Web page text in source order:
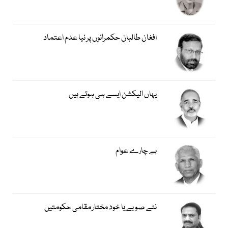
افغان طالبان حکمرانوں پر نیا عدم اعتماد
یہاں الیکشن ایسے ہی ہوتے ہیں
بے چارے عوام
نئے صوبے یا خود مختار مقامی حکومتیں